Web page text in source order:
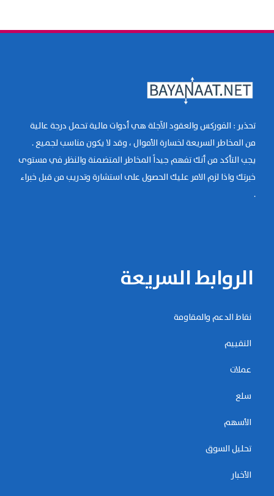
تحذير : الفوركس والعقود الآجلة هي أدوات مالية تحمل درجة عالية
من المخاطر السريعة لخسارة الأموال ، وقد لا يكون مناسب لجميع .
يجب التأكد من أنك تفهم جيداً المخاطر المتضمنة والنظر في مستوى
خبرتك واذا لزم الامر عليك الحصول على استشارة وتدريب من قبل خبراء
.
الروابط السريعة
نقاط الدعم والمقاومة
التقييم
عملات
سلع
الأسهم
تحليل السوق
الأخبار